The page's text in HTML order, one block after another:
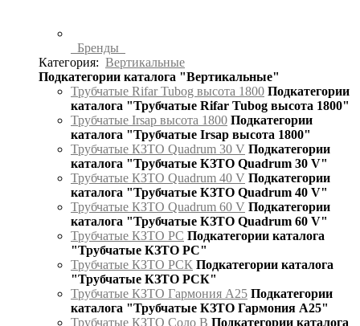
Бренды
Категория: Вертикальные
Подкатегории каталога "Вертикальные"
Трубчатые Rifar Tubog высота 1800 Подкатегории
каталога "Трубчатые Rifar Tubog высота 1800"
Трубчатые Irsap высота 1800 Подкатегории
каталога "Трубчатые Irsap высота 1800"
Трубчатые КЗТО Quadrum 30 V Подкатегории
каталога "Трубчатые КЗТО Quadrum 30 V"
Трубчатые КЗТО Quadrum 40 V Подкатегории
каталога "Трубчатые КЗТО Quadrum 40 V"
Трубчатые КЗТО Quadrum 60 V Подкатегории
каталога "Трубчатые КЗТО Quadrum 60 V"
Трубчатые КЗТО РС Подкатегории каталога
"Трубчатые КЗТО РС"
Трубчатые КЗТО РСК Подкатегории каталога
"Трубчатые КЗТО РСК"
Трубчатые КЗТО Гармония А25 Подкатегории
каталога "Трубчатые КЗТО Гармония А25"
Трубчатые КЗТО Соло В Подкатегории каталога